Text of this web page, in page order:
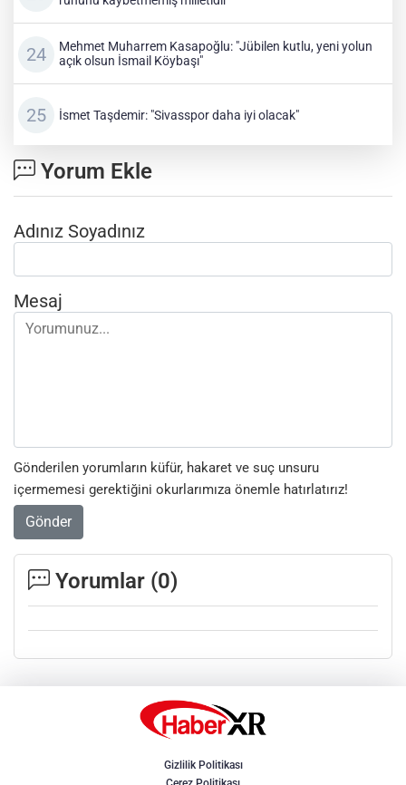
Mehmet Muharrem Kasapoğlu: "Jübilen kutlu, yeni yolun
açık olsun İsmail Köybaşı"
İsmet Taşdemir: "Sivasspor daha iyi olacak"
Yorum Ekle
Adınız Soyadınız
Mesaj
Gönderilen yorumların küfür, hakaret ve suç unsuru
içermemesi gerektiğini okurlarımıza önemle hatırlatırız!
Gönder
Yorumlar (0)
Gizlilik Politikası